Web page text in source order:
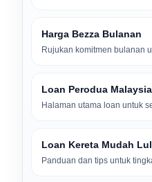
Harga Bezza Bulanan
Rujukan komitmen bulanan
Loan Perodua Malaysia
Halaman utama loan untuk
Loan Kereta Mudah
Panduan dan tips untuk